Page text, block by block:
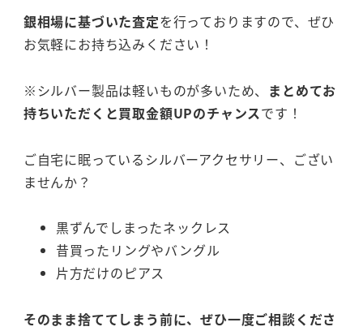
銀相場に基づいた査定を行っておりますので、ぜひ
お気軽にお持ち込みください！
※シルバー製品は軽いものが多いため、 まとめてお
持ちいただくと買取金額UPのチャンスです！
ご自宅に眠っているシルバーアクセサリー、ござい
ませんか？
黒ずんでしまったネックレス
昔買ったリングやバングル
片方だけのピアス
そのまま捨ててしまう前に、ぜひ一度ご相談くださ